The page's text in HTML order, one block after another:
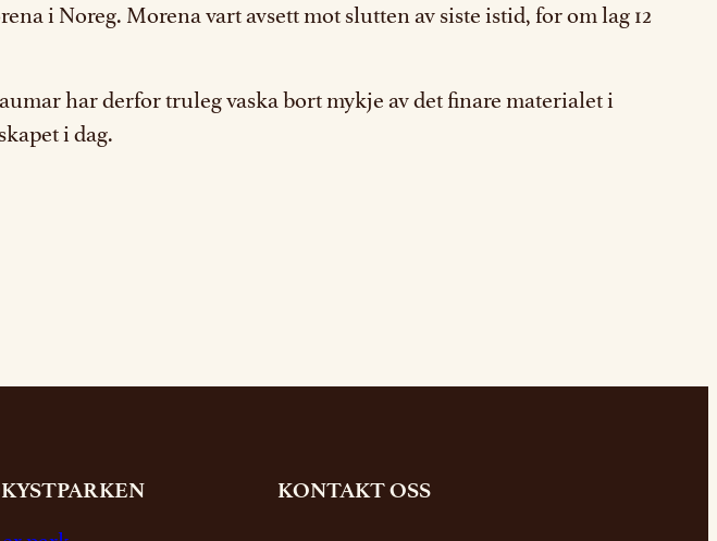
i Noreg. Morena vart avsett mot slutten av siste istid, for om lag 12
har derfor truleg vaska bort mykje av det finare materialet i
i dag.
KONTAKT OSS